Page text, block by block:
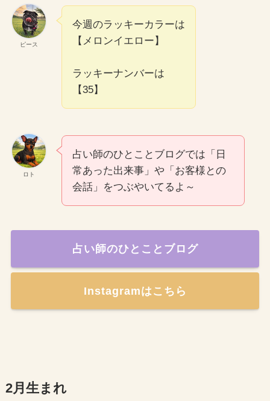
ピース
今週のラッキーカラーは
【メロンイエロー】
ラッキーナンバーは
【35】
ロト
占い師のひとことブログでは「日
常あった出来事」や「お客様との
会話」をつぶやいてるよ～
占い師のひとことブログ
Instagramはこちら
2月生まれ